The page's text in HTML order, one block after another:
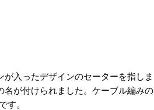
入ったデザインのセーターを指しま
名が付けられました。ケーブル編みの
す。